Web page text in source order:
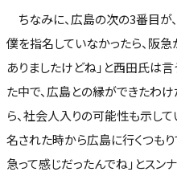
ちなみに、広島の次の3番目が
僕を指名していなかったら、阪
ありましたけどね」と西田氏は
た中で、広島との縁ができたわ
ら、社会人入りの可能性も示し
名された時から広島に行くつもり
急って感じだったんでね」とスン